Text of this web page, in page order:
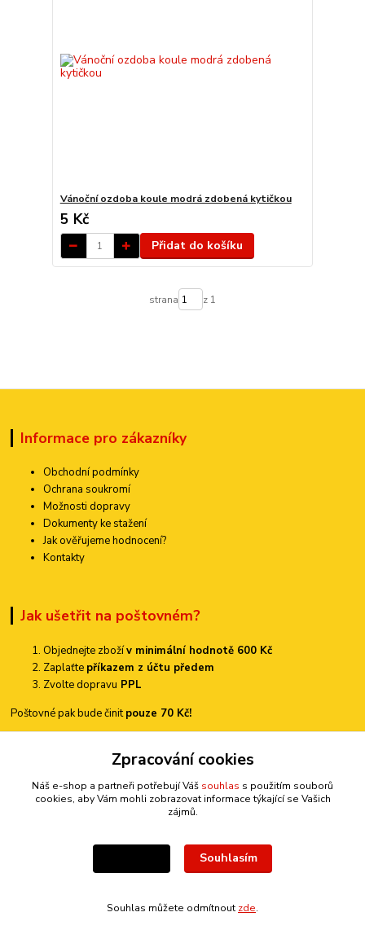
Vánoční ozdoba koule modrá zdobená kytičkou
5 Kč
Přidat do košíku
strana z 1
Informace pro zákazníky
Obchodní podmínky
Ochrana soukromí
Možnosti dopravy
Dokumenty ke stažení
Jak ověřujeme hodnocení?
Kontakty
Jak ušetřit na poštovném?
Objednejte zbožív minimální hodnotě 600 Kč
Zaplaťte příkazem z účtu předem
Zvolte dopravu PPL
Poštovné pak bude činitpouze 70 Kč!
Možnosti dopravy
Zpracování cookies
Náš e-shop a partneři potřebují Váš souhlas s použitím souborů
cookies, aby Vám mohli zobrazovat informace týkající se Vašich
zájmů.
Souhlasím
Souhlas můžete odmítnout zde.